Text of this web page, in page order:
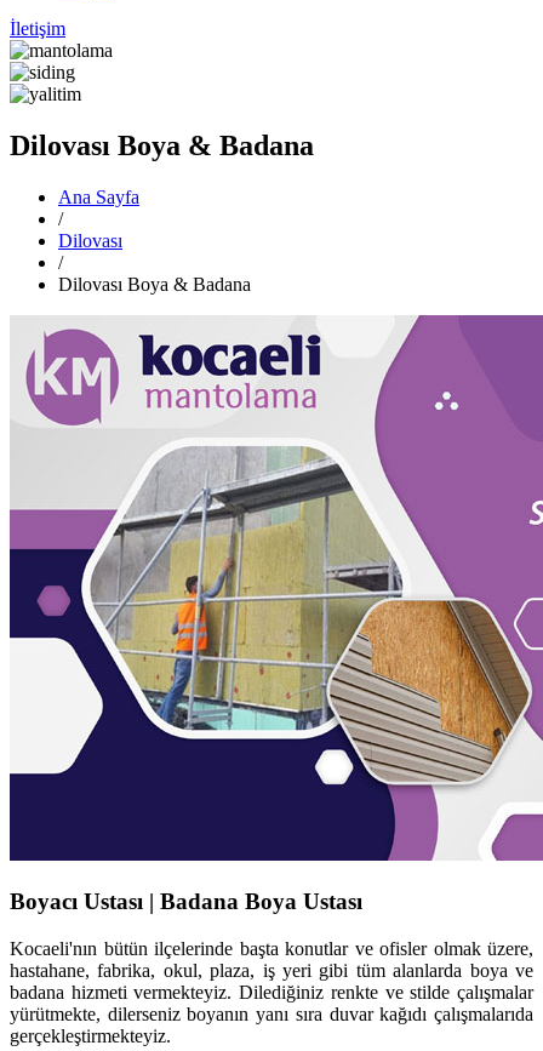
İletişim
Dilovası Boya & Badana
Ana Sayfa
/
Dilovası
/
Dilovası Boya & Badana
Boyacı Ustası | Badana Boya Ustası
Kocaeli'nın bütün ilçelerinde başta konutlar ve ofisler olmak üzere,
hastahane, fabrika, okul, plaza, iş yeri gibi tüm alanlarda boya ve
badana hizmeti vermekteyiz. Dilediğiniz renkte ve stilde çalışmalar
yürütmekte, dilerseniz boyanın yanı sıra duvar kağıdı çalışmalarıda
gerçekleştirmekteyiz.